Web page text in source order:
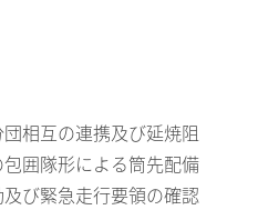
相互の連携及び延焼阻
囲隊形による筒先配備
び緊急走行要領の確認